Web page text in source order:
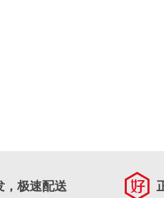
，极速配送